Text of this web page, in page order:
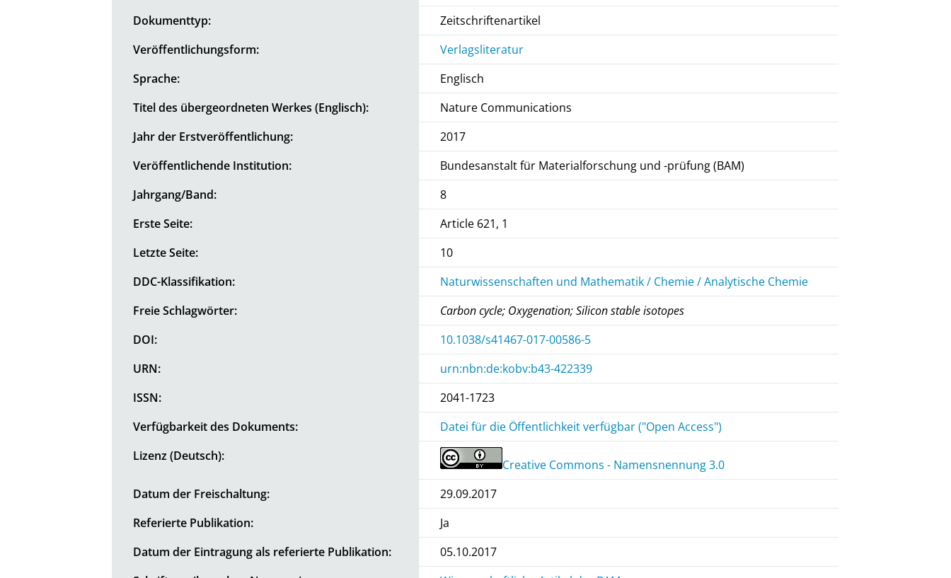
Dokumenttyp:
Zeitschriftenartikel
Veröffentlichungsform:
Verlagsliteratur
Sprache:
Englisch
Titel des übergeordneten Werkes (Englisch):
Nature Communications
Jahr der Erstveröffentlichung:
2017
Veröffentlichende Institution:
Bundesanstalt für Materialforschung und -prüfung (BAM)
Jahrgang/Band:
8
Erste Seite:
Article 621, 1
Letzte Seite:
10
DDC-Klassifikation:
Naturwissenschaften und Mathematik / Chemie / Analytische Chemie
Freie Schlagwörter:
Carbon cycle; Oxygenation; Silicon stable isotopes
DOI:
10.1038/s41467-017-00586-5
URN:
urn:nbn:de:kobv:b43-422339
ISSN:
2041-1723
Verfügbarkeit des Dokuments:
Datei für die Öffentlichkeit verfügbar ("Open Access")
Lizenz (Deutsch):
Creative Commons - Namensnennung 3.0
Datum der Freischaltung:
29.09.2017
Referierte Publikation:
Ja
Datum der Eintragung als referierte Publikation:
05.10.2017